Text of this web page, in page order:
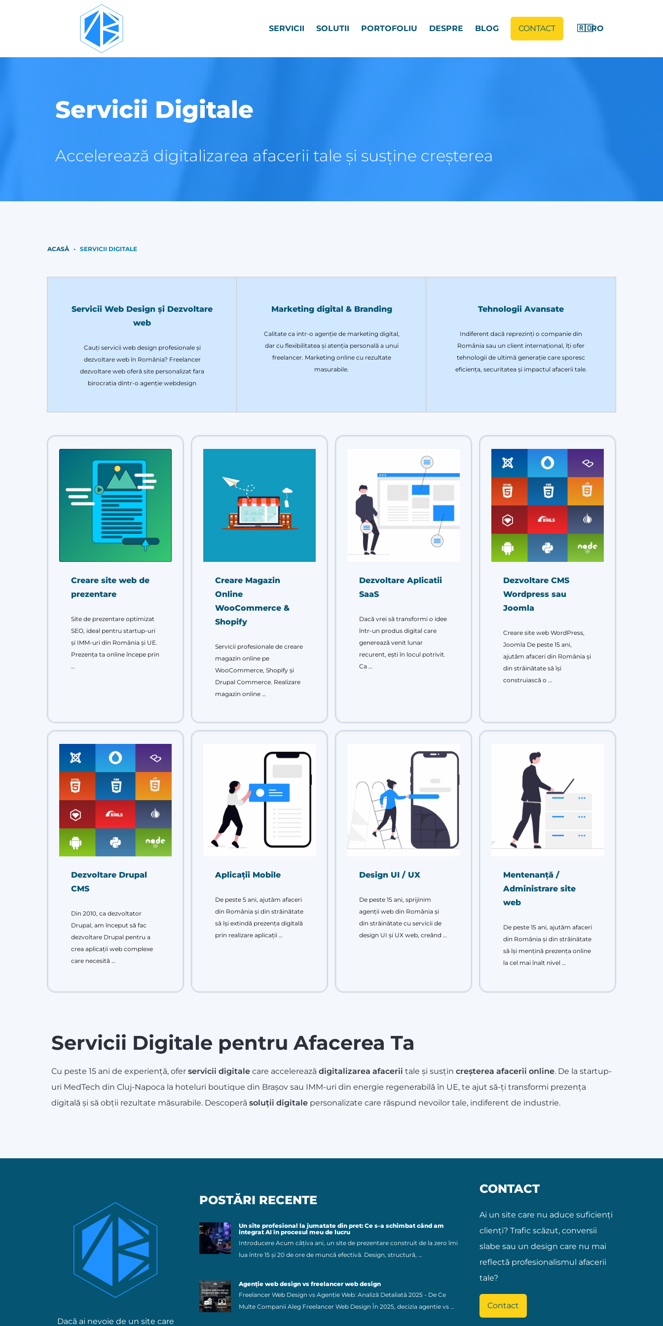
Servicii Digitale - către prima pagină
SERVICII SOLUTII PORTOFOLIU DESPRE BLOG CONTACT 🇷🇴RO
Servicii Digitale
Accelerează digitalizarea afacerii tale și susține creșterea
ACASĂ SERVICII DIGITALE
Servicii Web Design și Dezvoltare
web
Cauți servicii web design profesionale și
dezvoltare web în România? Freelancer
dezvoltare web oferă site personalizat fara
birocratia dintr-o agenție webdesign
Marketing digital & Branding
Calitate ca intr-o agenție de marketing digital,
dar cu flexibilitatea și atenția personală a unui
freelancer. Marketing online cu rezultate
masurabile.
Tehnologii Avansate
Indiferent dacă reprezinți o companie din
România sau un client internațional, îți ofer
tehnologii de ultimă generație care sporesc
eficiența, securitatea și impactul afacerii tale.
Creare site web de
prezentare
Site de prezentare optimizat
SEO, ideal pentru startup-uri
și IMM-uri din România și UE.
Prezența ta online începe prin
…
Creare Magazin
Online
WooCommerce &
Shopify
Servicii profesionale de creare
magazin online pe
WooCommerce, Shopify și
Drupal Commerce. Realizare
magazin online …
Dezvoltare Aplicatii
SaaS
Dacă vrei să transformi o idee
într-un produs digital care
generează venit lunar
recurent, ești în locul potrivit.
Ca …
Dezvoltare CMS
Wordpress sau
Joomla
Creare site web WordPress,
Joomla De peste 15 ani,
ajutăm afaceri din România și
din străinătate să își
construiască o …
Dezvoltare Drupal
CMS
Din 2010, ca dezvoltator
Drupal, am început să fac
dezvoltare Drupal pentru a
crea aplicații web complexe
care necesită …
Aplicații Mobile
De peste 5 ani, ajutăm afaceri
din România și din străinătate
să își extindă prezența digitală
prin realizare aplicații …
Design UI / UX
De peste 15 ani, sprijinim
agenții web din România și
din străinătate cu servicii de
design UI și UX web, creând …
Mentenanță /
Administrare site
web
De peste 15 ani, ajutăm afaceri
din România și din străinătate
să își mențină prezența online
la cel mai înalt nivel …
Servicii Digitale pentru Afacerea Ta
Cu peste 15 ani de experiență, ofer servicii digitale care accelerează digitalizarea afacerii tale și susțin creșterea afacerii online. De la startup-
uri MedTech din Cluj-Napoca la hoteluri boutique din Brașov sau IMM-uri din energie regenerabilă în UE, te ajut să-ți transformi prezența
digitală și să obții rezultate măsurabile. Descoperă soluții digitale personalizate care răspund nevoilor tale, indiferent de industrie.
Ne pare rău ... Pagina nu a fost găsită. - către prima pagină
Dacă ai nevoie de un site care
POSTĂRI RECENTE
Un site profesional la jumatate din pret: Ce s-a schimbat când am
integrat AI în procesul meu de lucru
Introducere Acum câțiva ani, un site de prezentare construit de la zero îmi
lua între 15 și 20 de ore de muncă efectivă. Design, structură, …
Agenție web design vs freelancer web design
Freelancer Web Design vs Agenție Web: Analiză Detaliată 2025 - De Ce
Multe Companii Aleg Freelancer Web Design În 2025, decizia agentie vs …
CONTACT
Ai un site care nu aduce suficienți
clienți? Trafic scăzut, conversii
slabe sau un design care nu mai
reflectă profesionalismul afacerii
tale?
Contact